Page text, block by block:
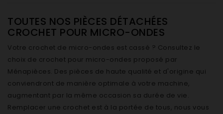
TOUTES NOS PIÈCES DÉTACHÉES
CROCHET POUR MICRO-ONDES
Votre crochet de micro-ondes est cassé ? Consultez le
choix de crochet pour micro-ondes proposé par
Ménapièces. Des pièces de haute qualité et d'origine qui
conviendront de manière optimale à votre machine,
augmentant par la même occasion sa durée de vie.
Remplacer une crochet est à la portée de tous, nous vous